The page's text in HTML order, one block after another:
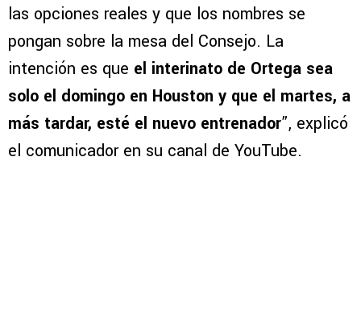
las opciones reales y que los nombres se
pongan sobre la mesa del Consejo. La
intención es que el interinato de Ortega sea
solo el domingo en Houston y que el martes, a
más tardar, esté el nuevo entrenador”, explicó
el comunicador en su canal de YouTube.